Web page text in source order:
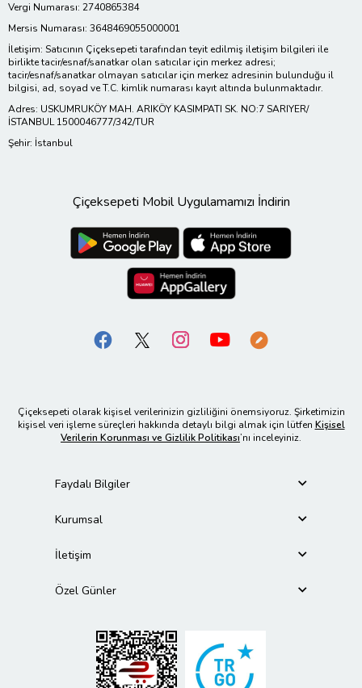
Vergi Numarası: 2740865384
Mersis Numarası: 3648469055000001
İletişim: Satıcının Çiçeksepeti tarafından teyit edilmiş iletişim bilgileri ile
birlikte tacir/esnaf/sanatkar olan satıcılar için merkez adresi;
tacir/esnaf/sanatkar olmayan satıcılar için merkez adresinin bulunduğu il
bilgisi, ad, soyad ve T.C. kimlik numarası kayıt altında bulunmaktadır.
Adres: USKUMRUKÖY MAH. ARIKÖY KASIMPATI SK. NO:7 SARIYER/
İSTANBUL 1500046777/342/TUR
Şehir: İstanbul
Çiçeksepeti Mobil Uygulamamızı İndirin
Çiçeksepeti olarak kişisel verilerinizin gizliliğini önemsiyoruz. Şirketimizin
kişisel veri işleme süreçleri hakkında detaylı bilgi almak için lütfen Kişisel
Verilerin Korunması ve Gizlilik Politikası’nı inceleyiniz.
Faydalı Bilgiler
Kurumsal
İletişim
Özel Günler